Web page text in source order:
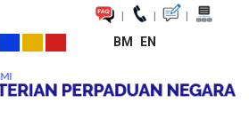
| | |
BM EN